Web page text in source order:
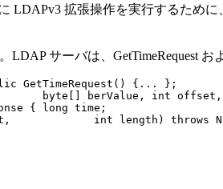
LDAPv3 拡張操作を実行するために
サーバは、GetTimeRequest お
GetTimeRequest() {... };
byte[] berValue, int
{ long time;
int length) throws